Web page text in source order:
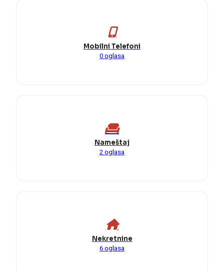
Mobilni Telefoni
0 oglasa
Nameštaj
2 oglasa
Nekretnine
6 oglasa